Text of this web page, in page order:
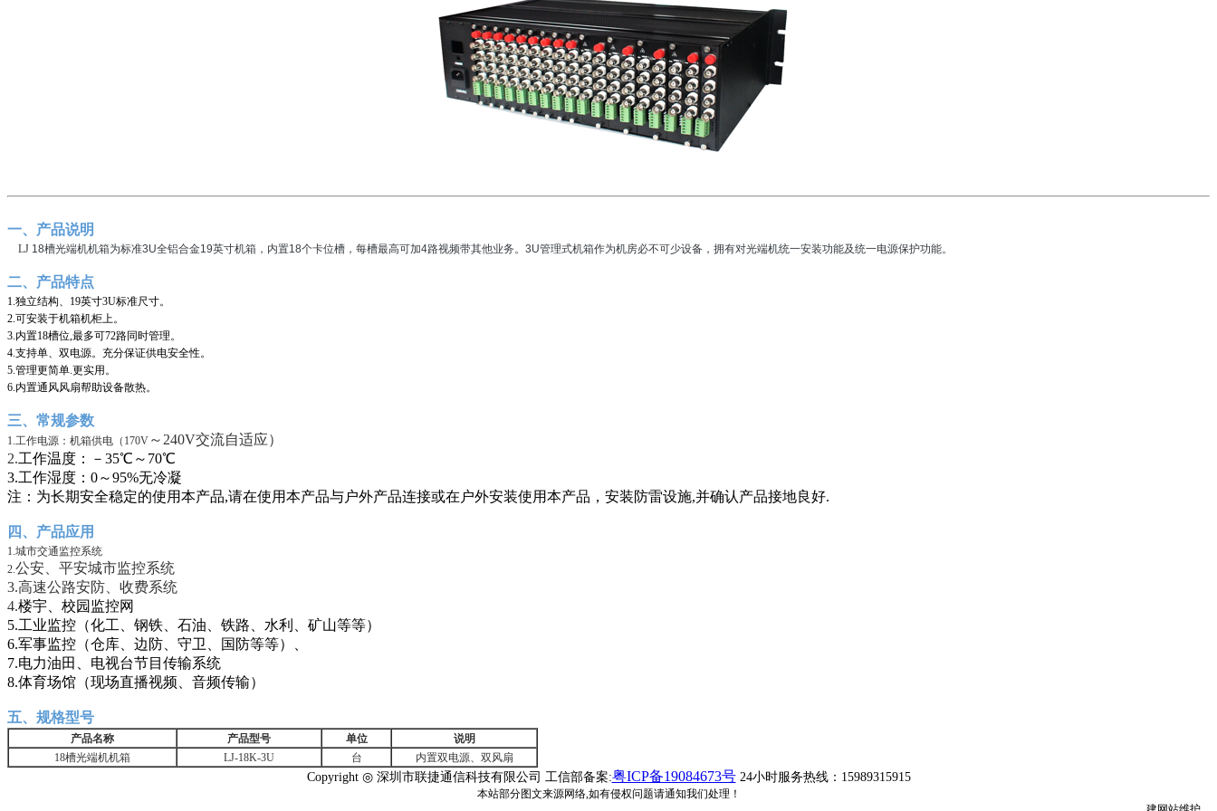
一、产品说明
LJ 18槽光端机机箱为标准3U全铝合金19英寸机箱，内置18个卡位槽，每槽最高可加4路视频带其他业务。 3U管理式机箱作为机房必不可少设备，拥有对光端机统一安装功能及统一电源保护功能。
二、产品特点
1.独立结构、 19英寸3U标准尺寸。
2.可安装于机箱机柜上。
3.内置18槽位,最多可72路同时管理。
4.支持单、双电源。充分保证供电安全性。
5.管理更简单.更实用。
6.内置通风风扇帮助设备散热。
三、常规参数
1.工作电源：机箱供电（170V ～240V交流自适应）
2.工作温度：－35℃～70℃
3.工作湿度：0～95%无冷凝
注：为长期安全稳定的使用本产品,请在使用本产品与户外产品连接或在户外安装使用本产品，安装防雷设施,并确认产品接地良好.
四、产品应用
1.城市交通监控系统
2.公安、平安城市监控系统
3.高速公路安防、收费系统
4.楼宇、校园监控网
5.工业监控（化工、钢铁、石油、铁路、水利、矿山等等）
6.军事监控（仓库、边防、守卫、国防等等）、
7.电力油田、电视台节目传输系统
8.体育场馆（现场直播视频、音频传输）
五、规格型号
产品名称 产品型号 单位
说明
18槽光端机机箱 LJ-18K-3U 台 内置双电源、双风扇
Copyright ◎ 深圳市联捷通信科技有限公司 工信部备案:粤ICP备19084673号24小时服务热线：15989315915
本站部分图文来源网络,如有侵权问题请通知我们处理！